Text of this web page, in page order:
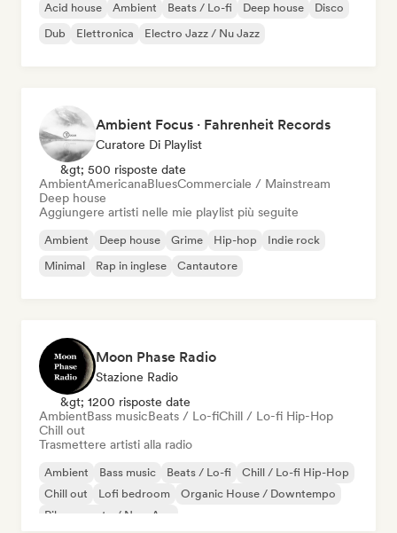
Acid house Ambient Beats / Lo-fi Deep house
Disco
Dub
Elettronica Electro Jazz / Nu Jazz
Ambient Focus · Fahrenheit Records
Curatore Di Playlist
&gt; 500 risposte date
AmbientAmericanaBluesCommerciale / Mainstream
Deep house
Aggiungere artisti nelle mie playlist più seguite
Ambient Deep house Grime Hip-hop
Indie rock
Minimal
Rap in inglese Cantautore
Moon Phase Radio
Stazione Radio
&gt; 1200 risposte date
AmbientBass musicBeats / Lo-fiChill / Lo-fi Hip-Hop
Chill out
Trasmettere artisti alla radio
Ambient Bass music Beats / Lo-fi
Chill / Lo-fi Hip-Hop
Chill out
Lofi bedroom
Organic House / Downtempo
Rilassamento / New Age